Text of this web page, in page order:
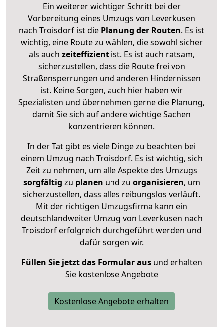
Ein weiterer wichtiger Schritt bei der
Vorbereitung eines Umzugs von Leverkusen
nach Troisdorf ist die Planung der Routen. Es ist
wichtig, eine Route zu wählen, die sowohl sicher
als auch zeiteffizientist. Es ist auch ratsam,
sicherzustellen, dass die Route frei von
Straßensperrungen und anderen Hindernissen
ist. Keine Sorgen, auch hier haben wir
Spezialisten und übernehmen gerne die Planung,
damit Sie sich auf andere wichtige Sachen
konzentrieren können.
In der Tat gibt es viele Dinge zu beachten bei
einem Umzug nach Troisdorf. Es ist wichtig, sich
Zeit zu nehmen, um alle Aspekte des Umzugs
sorgfältig zu planen und zu organisieren, um
sicherzustellen, dass alles reibungslos verläuft.
Mit der richtigen Umzugsfirma kann ein
deutschlandweiter Umzug von Leverkusen nach
Troisdorf erfolgreich durchgeführt werden und
dafür sorgen wir.
Füllen Sie jetzt das Formular ausund erhalten
Sie kostenlose Angebote
Kostenlose Angebote erhalten